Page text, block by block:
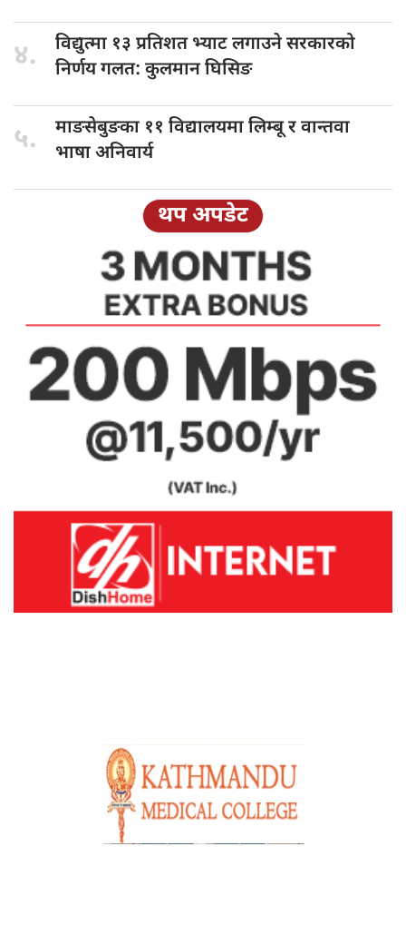
४. विद्युत्मा १३ प्रतिशत भ्याट लगाउने सरकारको
निर्णय गलत: कुलमान घिसिङ
५. माङसेबुङका ११ विद्यालयमा लिम्बू र वान्तवा
भाषा अनिवार्य
थप अपडेट